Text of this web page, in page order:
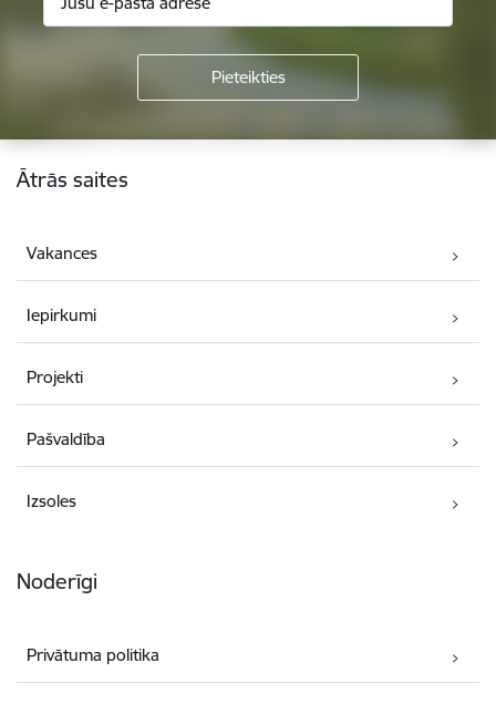
Kājene
Ātrās saites
Vakances
Iepirkumi
Projekti
Pašvaldība
Izsoles
Noderīgi
Privātuma politika